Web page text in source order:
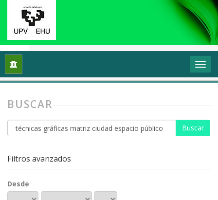
Inicio
BUSCAR
Buscar
artículos
Filtros avanzados
Desde